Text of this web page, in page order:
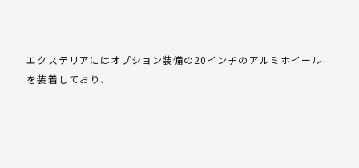
エクステリアにはオプション装備の20インチのアルミホイール
を装着しており、